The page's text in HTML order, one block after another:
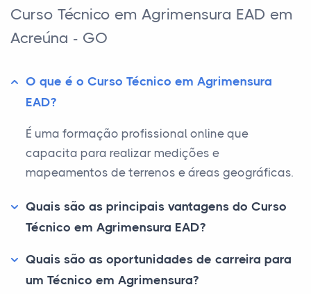
Curso Técnico em Agrimensura EAD em
Acreúna - GO
O que é o Curso Técnico em Agrimensura
EAD?
É uma formação profissional online que
capacita para realizar medições e
mapeamentos de terrenos e áreas geográficas.
Quais são as principais vantagens do Curso
Técnico em Agrimensura EAD?
Quais são as oportunidades de carreira para
um Técnico em Agrimensura?